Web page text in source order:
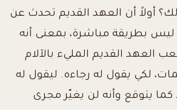
أولاً أن العهد القديم تحدث عن
بطريقة مباشرة، بمعنى أنه
العهد القديم المليء بالآلام
لكي يقول له رجاءه. ليقول له
كما يتوقع وأنه لن يغيّر مجرى